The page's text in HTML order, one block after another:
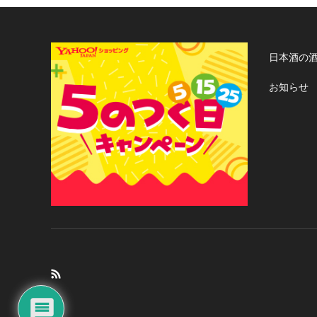
日本酒の
お知らせ